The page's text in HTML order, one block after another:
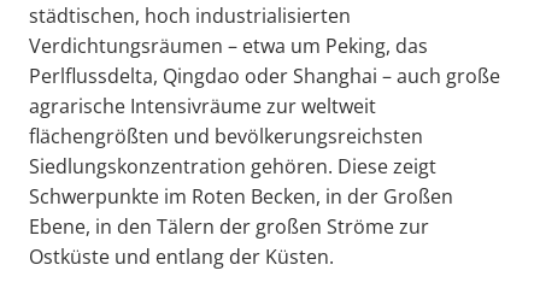
städtischen, hoch industrialisierten
Verdichtungsräumen – etwa um Peking, das
Perlflussdelta, Qingdao oder Shanghai – auch große
agrarische Intensivräume zur weltweit
flächengrößten und bevölkerungsreichsten
Siedlungskonzentration gehören. Diese zeigt
Schwerpunkte im Roten Becken, in der Großen
Ebene, in den Tälern der großen Ströme zur
Ostküste und entlang der Küsten.